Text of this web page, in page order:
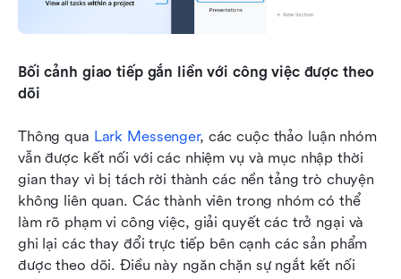
Bối cảnh giao tiếp gắn liền với công việc được theo
dõi
Thông qua Lark Messenger, các cuộc thảo luận nhóm
vẫn được kết nối với các nhiệm vụ và mục nhập thời
gian thay vì bị tách rời thành các nền tảng trò chuyện
không liên quan. Các thành viên trong nhóm có thể
làm rõ phạm vi công việc, giải quyết các trở ngại và
ghi lại các thay đổi trực tiếp bên cạnh các sản phẩm
được theo dõi. Điều này ngăn chặn sự ngắt kết nối